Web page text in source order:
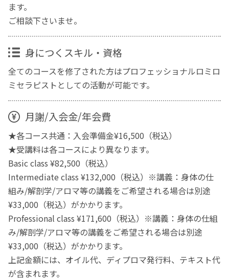
ます。
ご相談下さいませ。
身につくスキル・資格
全てのコースを修了された方はプロフェッショナルロミロ
ミセラピストとしての活動が可能です。
月謝/入会金/年会費
★各コース共通：入会準備金¥16,500（税込）
★受講料は各コースにより異なります。
Basic class ¥82,500（税込）
Intermediate class ¥132,000（税込）※講義：身体の仕
組み/解剖学/アロマ等の講義をご希望される場合は別途
¥33,000（税込）がかかります。
Professional class ¥171,600（税込）※講義：身体の仕組
み/解剖学/アロマ等の講義をご希望される場合は別途
¥33,000（税込）がかかります。
上記金額には、オイル代、ディプロマ発行料、テキスト代
が含まれます。